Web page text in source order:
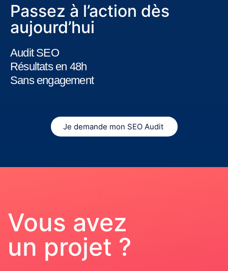
Passez à l’action dès
aujourd’hui
Audit SEO
Résultats en 48h
Sans engagement
Je demande mon SEO Audit
Vous avez
un projet ?